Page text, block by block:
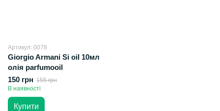
Артикул: 0078
Giorgio Armani Si oil 10мл
олія parfumooil
150 грн 155 грн
В наявності
Купити